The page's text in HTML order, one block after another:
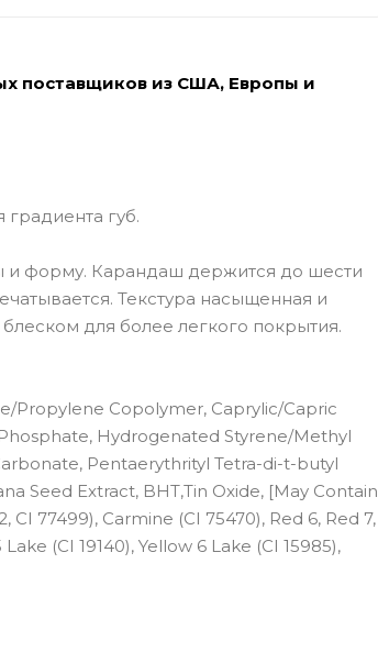
поставщиков из США, Европы и
губ.
и форму. Карандаш держится до шести
Текстура насыщенная и
для более легкого покрытия.
Propylene Copolymer, Caprylic/Capric
Hydrogenated Styrene/Methyl
Pentaerythrityl Tetra-di-t-butyl
Seed Extract, BHT,Tin Oxide, [May Contain
CI 77499), Carmine (CI 75470), Red 6, Red 7,
(CI 19140), Yellow 6 Lake (CI 15985),